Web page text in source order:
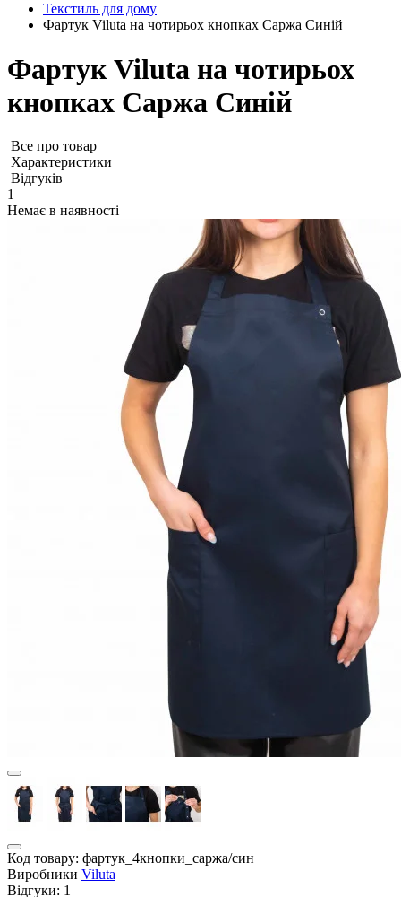
Текстиль для дому
Фартук Viluta на чотирьох кнопках Саржа Синій
Фартук Viluta на чотирьох
кнопках Саржа Синій
Все про товар
Характеристики
Відгуків
1
Немає в наявності
Код товару: фартук_4кнопки_саржа/син
Виробники Viluta
Відгуки: 1